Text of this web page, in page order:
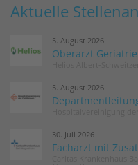
Aktuelle
5. August 2026
Oberarzt
5. August 2026
30. Juli 2026
Facharzt mit